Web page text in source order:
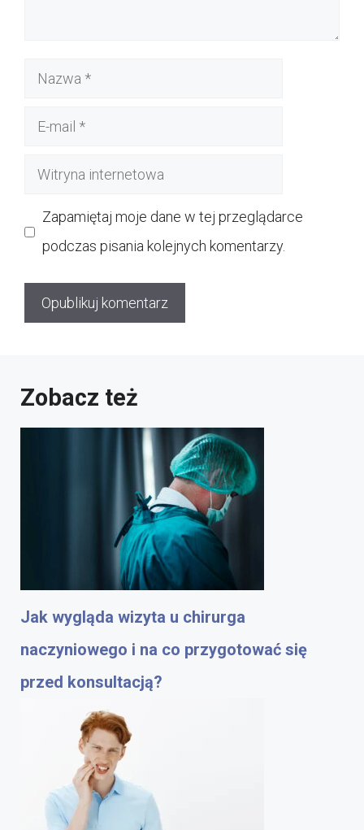
Nazwa
Witryna
Zapamiętaj moje dane w tej przeglądarce
podczas pisania kolejnych komentarzy.
Zobacz też
Jak wygląda wizyta u chirurga
naczyniowego i na co przygotować się
przed konsultacją?